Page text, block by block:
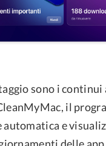
sono i continui
il
automatica e